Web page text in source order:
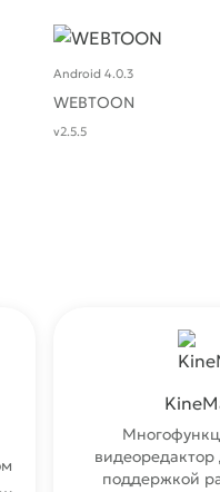
WEBTOON
Android 4.0.3
v2.5.5
поддержкой